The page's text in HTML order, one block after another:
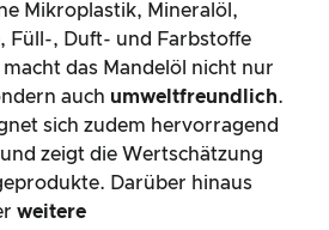
Mikroplastik, Mineralöl,
Füll-, Duft- und Farbstoffe
das Mandelöl nicht nur
auch umweltfreundlich.
sich zudem hervorragend
und zeigt die Wertschätzung
Darüber hinaus
weitere